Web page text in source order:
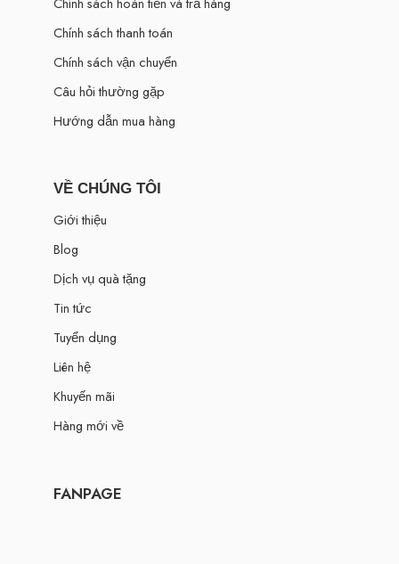
Chính sách thanh toán
Chính sách vận chuyển
Câu hỏi thường gặp
Hướng dẫn mua hàng
VỀ CHÚNG TÔI
Giới thiệu
Blog
Dịch vụ quà tặng
Tin tức
Tuyển dụng
Liên hệ
Khuyến mãi
Hàng mới về
FANPAGE